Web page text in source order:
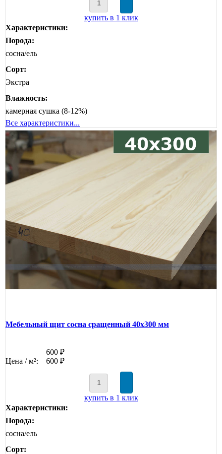
купить в 1 клик
Характеристики:
Порода:
сосна/ель
Сорт:
Экстра
Влажность:
камерная сушка (8-12%)
Все характеристики...
Мебельный щит сосна сращенный 40х300 мм
600 ₽
Цена / м²:
600 ₽
купить в 1 клик
Характеристики:
Порода:
сосна/ель
Сорт: